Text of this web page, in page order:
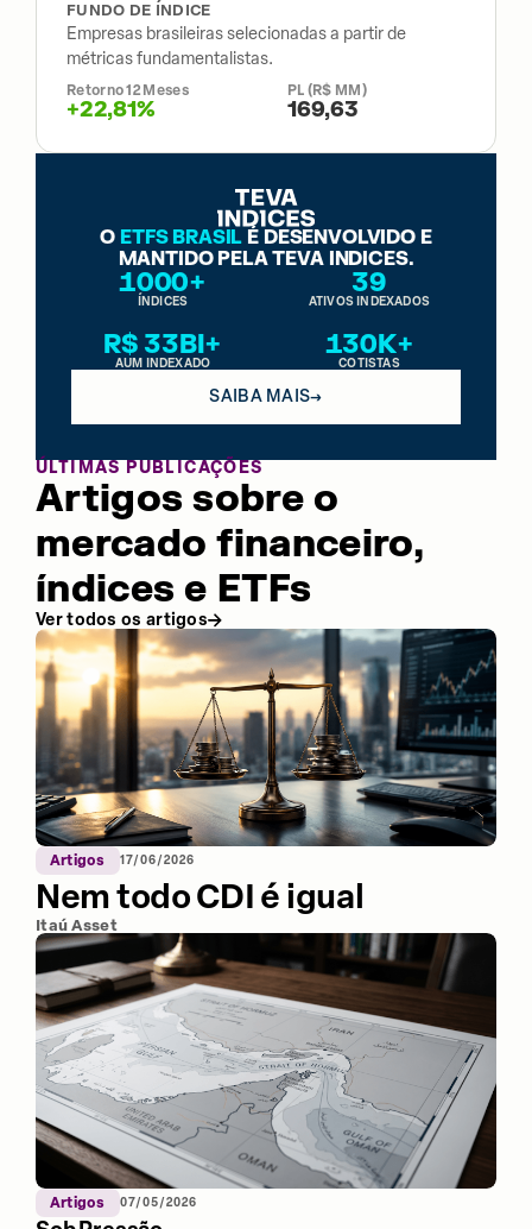
FUNDO DE ÍNDICE
Empresas brasileiras selecionadas a partir de
métricas fundamentalistas.
Retorno 12 Meses
+22,81%
PL (R$ MM)
169,63
O ETFS BRASIL É DESENVOLVIDO E
MANTIDO PELA TEVA INDICES.
1000+
ÍNDICES
39
ATIVOS INDEXADOS
R$ 33BI+
AUM INDEXADO
130K+
COTISTAS
SAIBA MAIS→
ÚLTIMAS PUBLICAÇÕES
Artigos sobre o
mercado financeiro,
índices e ETFs
Ver todos os artigos
Artigos 17/06/2026
Nem todo CDI é igual
Itaú Asset
Artigos 07/05/2026